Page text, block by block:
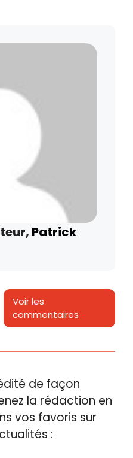
Patrick
Voir les
commentaires
de façon
la rédaction en
vos favoris sur
: